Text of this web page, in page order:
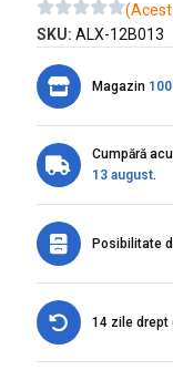
SKU: ALX-12B013
Magazin
Cumpără
13 august.
Posibilitate
14 zile drept